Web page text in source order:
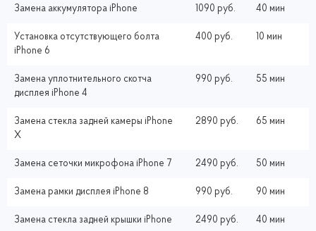
Замена аккумулятора iPhone 1090 руб. 40 мин
Установка отсутствующего болта
iPhone 6
400 руб. 10 мин
Замена уплотнительного скотча
дисплея iPhone 4
990 руб. 55 мин
Замена стекла задней камеры iPhone
X
2890 руб. 65 мин
Замена сеточки микрофона iPhone 7 2490 руб. 50 мин
Замена рамки дисплея iPhone 8 990 руб. 90 мин
Замена стекла задней крышки iPhone 2490 руб. 40 мин